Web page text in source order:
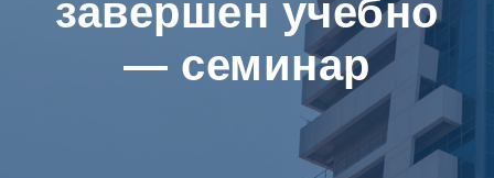
завершен учебно
— семинар